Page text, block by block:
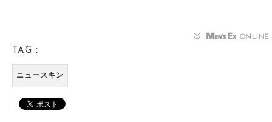
TAG：
ニュースキン